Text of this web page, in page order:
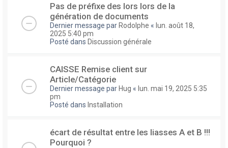
Pas de préfixe des lors lors de la
génération de documents
Dernier message par Rodolphe « lun. août 18,
2025 5:40 pm
Posté dans Discussion générale
CAISSE Remise client sur
Article/Catégorie
Dernier message par Hug « lun. mai 19, 2025 5:35
pm
Posté dans Installation
écart de résultat entre les liasses A et B !!!
Pourquoi ?